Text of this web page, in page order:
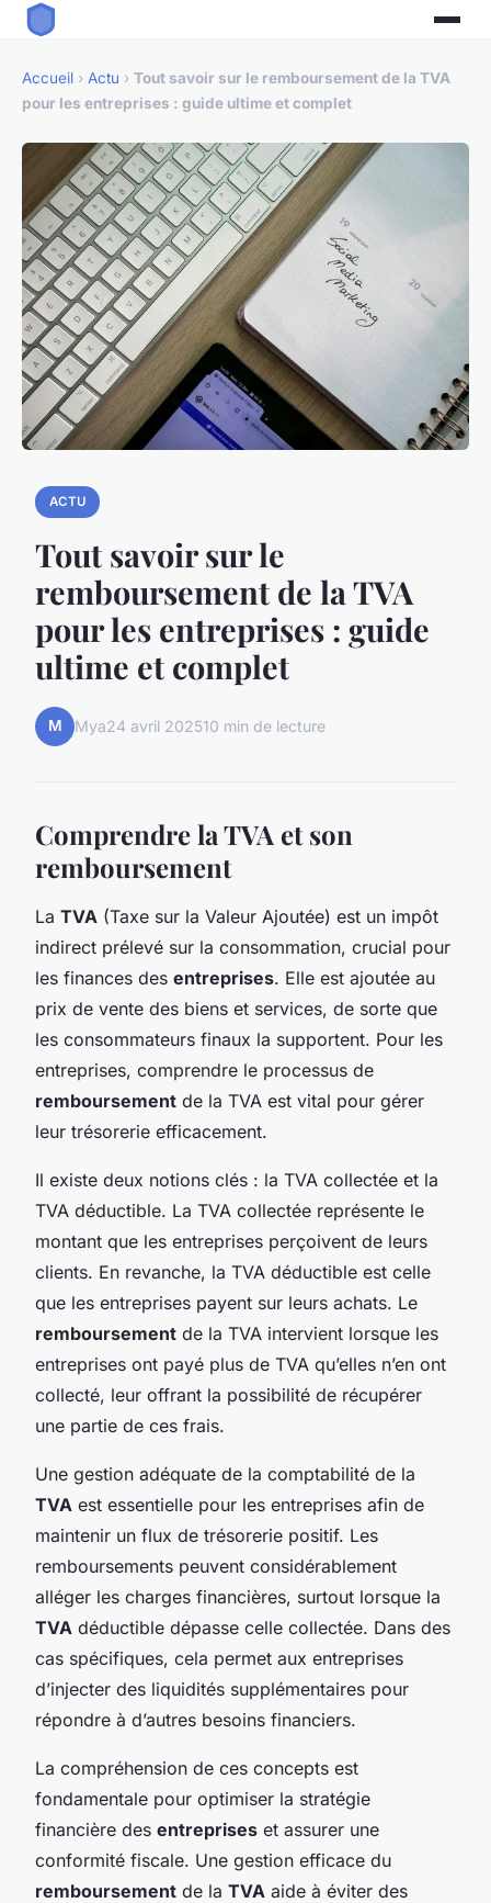
Accueil › Actu › Tout savoir sur le remboursement de la TVA
pour les entreprises : guide ultime et complet
ACTU
Tout savoir sur le
remboursement de la TVA
pour les entreprises : guide
ultime et complet
M Mya24 avril 202510 min de lecture
Comprendre la TVA et son
remboursement
La TVA (Taxe sur la Valeur Ajoutée) est un impôt
indirect prélevé sur la consommation, crucial pour
les finances des entreprises. Elle est ajoutée au
prix de vente des biens et services, de sorte que
les consommateurs finaux la supportent. Pour les
entreprises, comprendre le processus de
remboursement de la TVA est vital pour gérer
leur trésorerie efficacement.
Il existe deux notions clés : la TVA collectée et la
TVA déductible. La TVA collectée représente le
montant que les entreprises perçoivent de leurs
clients. En revanche, la TVA déductible est celle
que les entreprises payent sur leurs achats. Le
remboursement de la TVA intervient lorsque les
entreprises ont payé plus de TVA qu’elles n’en ont
collecté, leur offrant la possibilité de récupérer
une partie de ces frais.
Une gestion adéquate de la comptabilité de la
TVA est essentielle pour les entreprises afin de
maintenir un flux de trésorerie positif. Les
remboursements peuvent considérablement
alléger les charges financières, surtout lorsque la
TVA déductible dépasse celle collectée. Dans des
cas spécifiques, cela permet aux entreprises
d’injecter des liquidités supplémentaires pour
répondre à d’autres besoins financiers.
La compréhension de ces concepts est
fondamentale pour optimiser la stratégie
financière des entreprises et assurer une
conformité fiscale. Une gestion efficace du
remboursement de la TVA aide à éviter des